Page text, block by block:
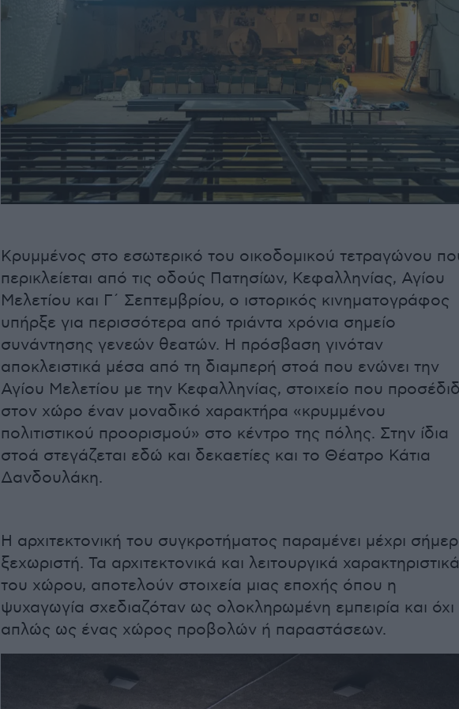
Κρυμμένος στο εσωτερικό του οικοδομικού τετραγώνου
περικλείεται από τις οδούς Πατησίων, Κεφαλληνίας, Αγίου
Μελετίου και Γ΄ Σεπτεμβρίου, ο ιστορικός κινηματογράφος
υπήρξε για περισσότερα από τριάντα χρόνια σημείο
συνάντησης γενεών θεατών. Η πρόσβαση γινόταν
αποκλειστικά μέσα από τη διαμπερή στοά που ενώνει την
Αγίου Μελετίου με την Κεφαλληνίας, στοιχείο που
στον χώρο έναν μοναδικό χαρακτήρα «κρυμμένου
πολιτιστικού προορισμού» στο κέντρο της πόλης. Στην ίδια
στοά στεγάζεται εδώ και δεκαετίες και το Θέατρο Κάτια
Δανδουλάκη.
Η αρχιτεκτονική του συγκροτήματος παραμένει μέχρι
ξεχωριστή. Τα αρχιτεκτονικά και λειτουργικά χαρακτηριστικά
του χώρου, αποτελούν στοιχεία μιας εποχής όπου η
ψυχαγωγία σχεδιαζόταν ως ολοκληρωμένη εμπειρία και όχι
απλώς ως ένας χώρος προβολών ή παραστάσεων.